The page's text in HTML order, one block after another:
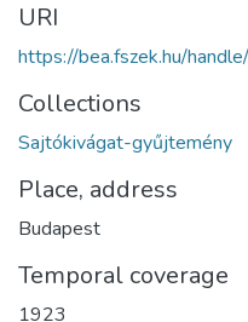
URI
https://bea.fszek.hu/
Collections
Sajtókivágat-gyűjtemény
Place, address
Budapest
Temporal coverage
1923